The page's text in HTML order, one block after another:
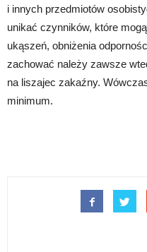
i innych przedmiotów
unikać czynników, które
ukąszeń, obniżenia
zachować należy zawsze
na liszajec zakaźny.
minimum.